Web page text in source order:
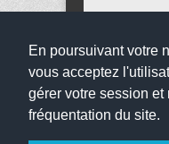
En poursuivant votre
vous acceptez
gérer votre session et
fréquentation du site.
Envoyer